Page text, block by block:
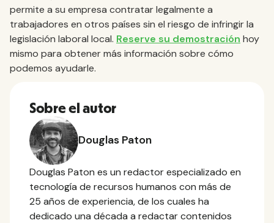
permite a su empresa contratar legalmente a
trabajadores en otros países sin el riesgo de infringir la
legislación laboral local. Reserve su demostración hoy
mismo para obtener más información sobre cómo
podemos ayudarle.
Sobre el autor
Douglas Paton
Douglas Paton es un redactor especializado en
tecnología de recursos humanos con más de
25 años de experiencia, de los cuales ha
dedicado una década a redactar contenidos